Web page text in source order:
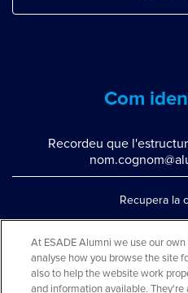
Com
Recordeu que
Recupera la
Contacta'ns
Teléfono:
At ESADE Alumni we use our
analyse how you browse the site
also to help the website work
and information available. They're